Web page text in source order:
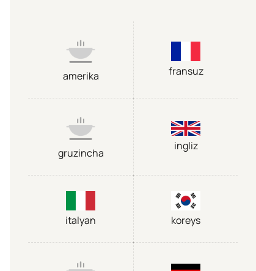
amerika fransuz
gruzincha
ingliz
italyan koreys